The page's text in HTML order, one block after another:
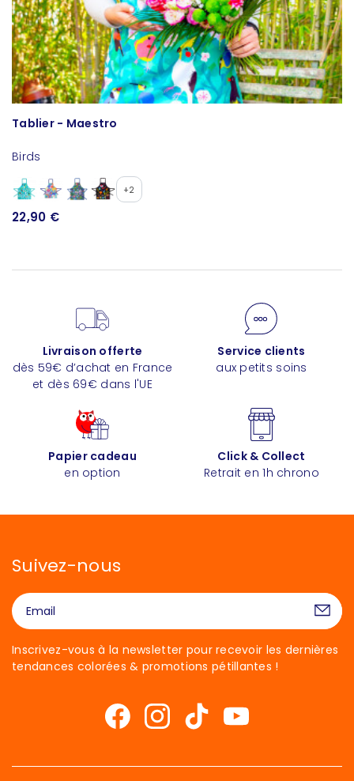
Tablier - Maestro
Birds
+2
22,90 €
Livraison offerte
dès 59€ d’achat en France
et dès 69€ dans l'UE
Service clients
aux petits soins
Papier cadeau
en option
Click & Collect
Retrait en 1h chrono
Suivez-nous
Inscrivez-vous à la newsletter pour recevoir les dernières
tendances colorées & promotions pétillantes !